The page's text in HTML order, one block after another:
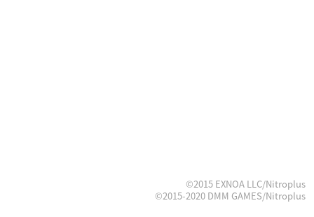
©2015 EXNOA LLC/Nitroplus
©2015-2020 DMM GAMES/Nitroplus